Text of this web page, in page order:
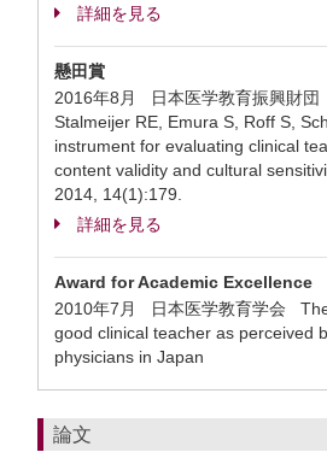
詳細を見る
懸田賞
2016年8月 日本医学教育振興財団
Stalmeijer RE, Emura S, Roff S,
instrument for evaluating clinical
content validity and cultural
2014, 14(1):179.
詳細を見る
Award for Academic Excellence
2010年7月 日本医学教育学会
good clinical teacher as perceived
physicians in Japan
論文